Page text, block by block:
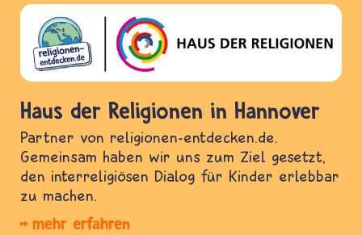
Haus der Religionen in Hannover
Partner von religionen-entdecken.de.
Gemeinsam haben wir uns zum Ziel gesetzt,
den interreligiösen Dialog für Kinder erlebbar
zu machen.
mehr erfahren